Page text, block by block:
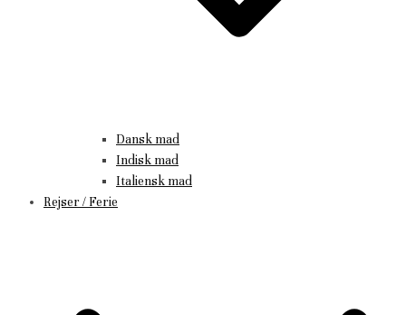
Dansk mad
Indisk mad
Italiensk mad
Rejser / Ferie